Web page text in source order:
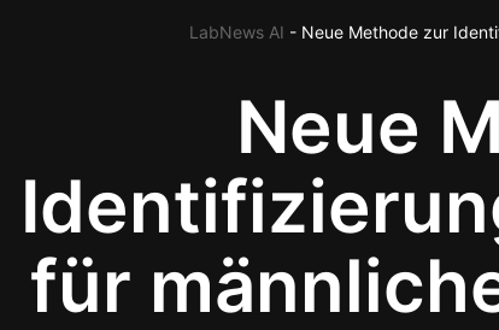
LabNews AI - Neue Methode zur
Neue
für